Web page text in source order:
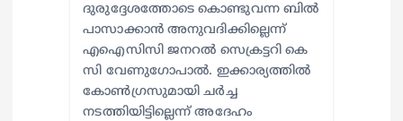
ദുരുദ്ദേശത്തോടെ കൊണ്ടുവന്ന ബിൽ
പാസാക്കാൻ അനുവദിക്കില്ലെന്ന്
എഐസിസി ജനറൽ സെക്രട്ടറി കെ
സി വേണുഗോപാൽ. ഇക്കാര്യത്തിൽ
കോൺഗ്രസുമായി ചർച്ച
നടത്തിയിട്ടില്ലെന്ന് അദേഹം